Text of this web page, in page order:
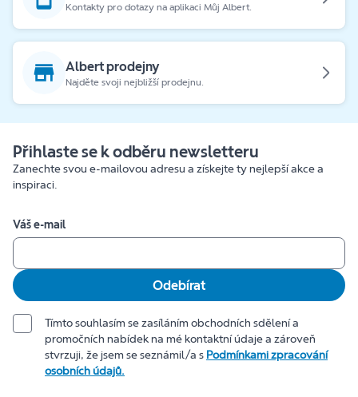
Kontakty pro dotazy na aplikaci Můj Albert.
Albert prodejny
Najděte svoji nejbližší prodejnu.
Přihlaste se k odběru newsletteru
Zanechte svou e-mailovou adresu a získejte ty nejlepší akce a
inspiraci.
Váš e-mail
Odebírat
Tímto souhlasím se zasíláním obchodních sdělení a
promočních nabídek na mé kontaktní údaje a zároveň
stvrzuji, že jsem se seznámil/a s Podmínkami zpracování
osobních údajů.